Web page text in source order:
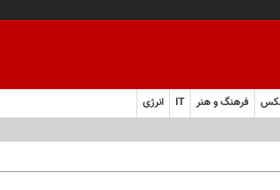
فرهنگ و هنر IT انرژی